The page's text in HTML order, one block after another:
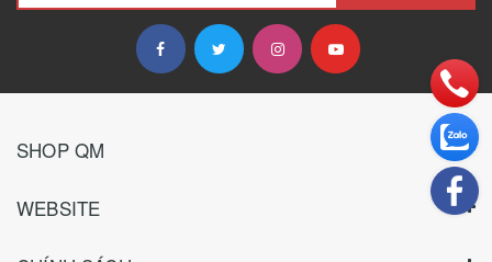
SHOP QM
WEBSITE